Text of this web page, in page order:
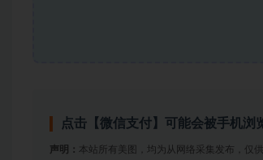
点击【微信支付】可能会被手机浏
声明： 本站所有美图，均为从网络采集发布，仅